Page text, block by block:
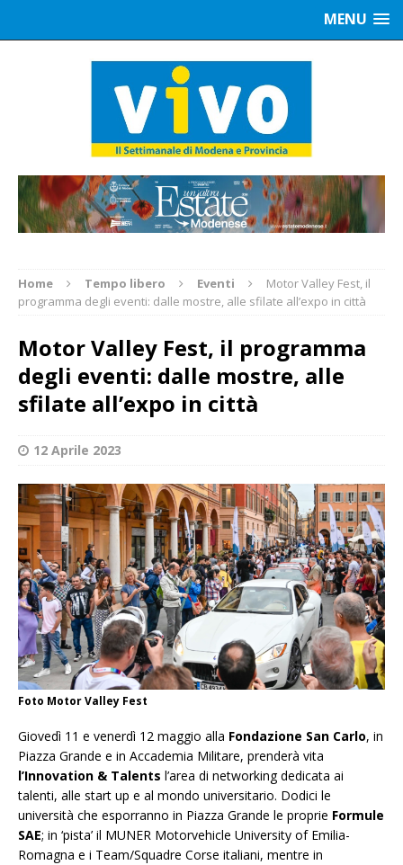
MENU
Home Tempo libero Eventi
Motor Valley Fest, il
programma degli eventi: dalle mostre, alle sfilate all’expo in città
Motor Valley Fest, il programma
degli eventi: dalle mostre, alle
sfilate all’expo in città
12 Aprile 2023
Foto Motor Valley Fest
Giovedì 11 e venerdì 12 maggio alla Fondazione San Carlo, in
Piazza Grande e in Accademia Militare, prenderà vita
l’Innovation & Talents l’area di networking dedicata ai
talenti, alle start up e al mondo universitario. Dodici le
università che esporranno in Piazza Grande le proprie Formule
SAE; in ‘pista’ il MUNER Motorvehicle University of Emilia-
Romagna e i Team/Squadre Corse italiani, mentre in